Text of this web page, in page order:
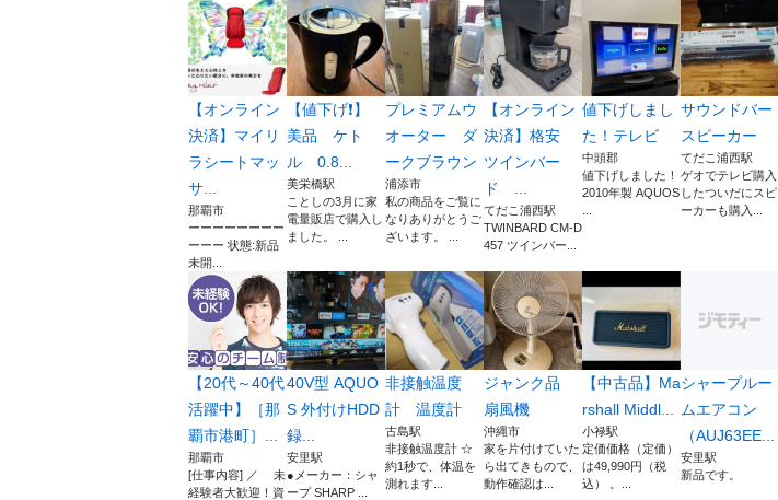
【オンライン
決済】マイリ
ラシートマッ
サ...
那覇市
ーーーーーーーー
ーーー 状態:新品
未開...
【値下げ❗️】
美品 ケト
ル 0.8...
美栄橋駅
ことしの3月に家
電量販店で購入し
ました。 ...
プレミアムウ
オーター ダ
ークブラウン
浦添市
私の商品をご覧に
なりありがとうご
ざいます。 ...
【オンライン
決済】格安
ツインバー
ド ...
てだこ浦西駅
TWINBARD CM-D
457 ツインバー...
値下げしまし
た！テレビ
中頭郡
値下げしました！
2010年製 AQUOS
サウンドバー
スピーカー
てだこ浦西駅
ゲオでテレビ購入
したついだにスピ
ーカーも購入...
【20代～40代
活躍中】［那
覇市港町］...
那覇市
[仕事内容] ／ 未
経験者大歓迎！資
40V型 AQUO
S 外付けHDD
録...
安里駅
●メーカー：シャ
ープ SHARP ...
非接触温度
計 温度計
古島駅
非接触温度計 ☆
約1秒で、体温を
測れます...
ジャンク品
扇風機
沖縄市
家を片付けていた
ら出てきもので、
動作確認は...
【中古品】Ma
rshall Middl...
小禄駅
定価価格（定価）
は49,990円（税
込） 。...
シャープルー
ムエアコン
（AUJ63EE...
安里駅
新品です。